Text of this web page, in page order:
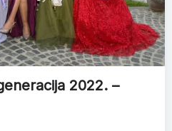
2022. –